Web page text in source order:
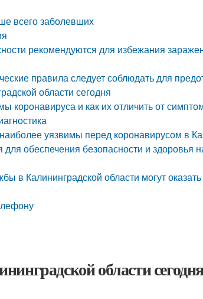
всего заболевших
рекомендуются для избежания
правила следует соблюдать для
области сегодня
коронавируса и как их отличить от
уязвимы перед коронавирусом в
обеспечения безопасности и здоровья
в Калининградской области могут
области